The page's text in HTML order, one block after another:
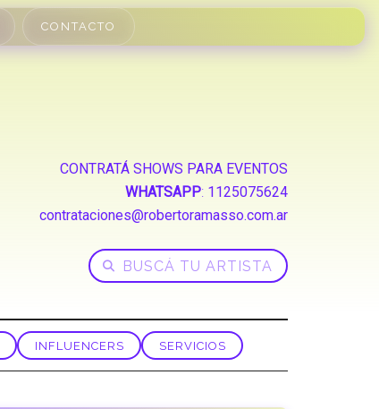
CONTACTO
CONTRATÁ SHOWS PARA EVENTOS
WHATSAPP: 1125075624
contrataciones@robertoramasso.com.ar
INFLUENCERS SERVICIOS